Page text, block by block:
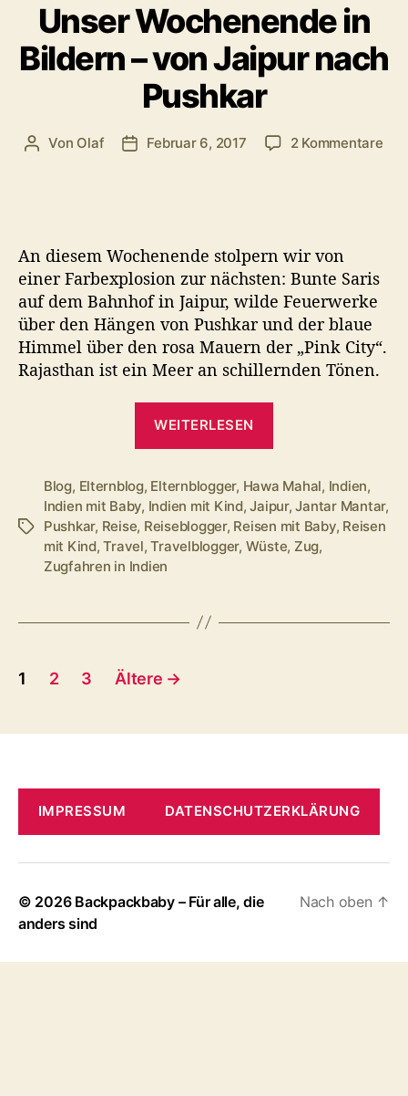
Unser Wochenende in
Bildern – von Jaipur nach
Pushkar
Beitragsautor
Von Olaf Veröffentlichungsdatum
Februar 6, 2017 2 Kommentarezu
An diesem Wochenende stolpern wir von
einer Farbexplosion zur nächsten: Bunte Saris
auf dem Bahnhof in Jaipur, wilde Feuerwerke
über den Hängen von Pushkar und der blaue
Himmel über den rosa Mauern der „Pink City“.
Rajasthan ist ein Meer an schillernden Tönen.
WEITERLESEN
Bildern
–
von
Jaipur
Schlagwörter
Blog, Elternblog, Elternblogger, Hawa Mahal, Indien,
Indien mit Baby, Indien mit Kind,Jaipur,Jantar Mantar,
Pushkar, Reise, Reiseblogger, Reisen mit Baby, Reisen
mit Kind,Travel,Travelblogger, Wüste, Zug,
Zugfahren in Indien
Seitennummerierung
Beiträge
1 2 3 Ältere →
IMPRESSUM DATENSCHUTZERKLÄRUNG
© 2026 Backpackbaby – Für alle, die
anders sind
Nach oben ↑